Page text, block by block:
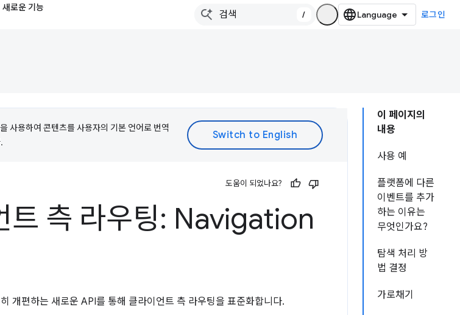
로운 기능
/ 로그인
이 페이지의
내용
사용 예
플랫폼에 다른
이벤트를 추가
하는 이유는
무엇인가요?
탐색 처리 방
법 결정
가로채기
사용하여 콘텐츠를 사용자의 기본 언어로 번역
도움이 되었나요?
트 측 라우팅: Navigation
개편하는 새로운 API를 통해 클라이언트 측 라우팅을 표준화합니다.